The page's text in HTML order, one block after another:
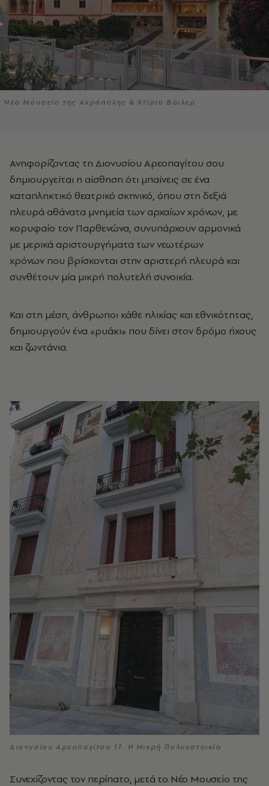
Νέο Μουσείο της Ακρόπολης & Κτίριο Βάιλερ
Ανηφορίζοντας τη Διονυσίου Αρεοπαγίτου σου
δημιουργείται η αίσθηση ότι μπαίνεις σε ένα
καταπληκτικό θεατρικό σκηνικό, όπου στη δεξιά
πλευρά αθάνατα μνημεία των αρχαίων χρόνων, με
κορυφαίο τον Παρθενώνα, συνυπάρχουν αρμονικά
με μερικά αριστουργήματα των νεωτέρων
χρόνων που βρίσκονται στην αριστερή πλευρά και
συνθέτουν μία μικρή πολυτελή συνοικία.
Και στη μέση, άνθρωποι κάθε ηλικίας και εθνικότητας,
δημιουργούν ένα «ρυάκι» που δίνει στον δρόμο ήχους
και ζωντάνια.
Διονυσίου Αρεοπαγίτου 17. Η Μικρή Πολυκατοικία
Συνεχίζοντας τον περίπατο, μετά το Νέο Μουσείο της